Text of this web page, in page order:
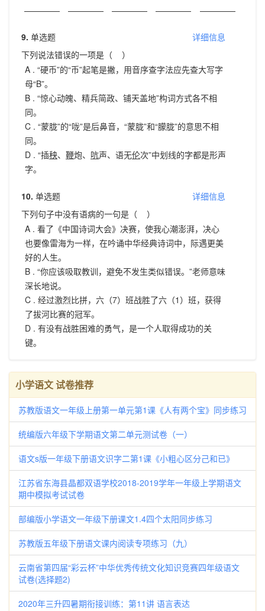
9. 单选题
详细信息
下列说法错误的一项是（ ）
A . “硬币”的“币”起笔是撇，用音序查字法应先查大写字
母“B”。
B . “惊心动魄、精兵简政、铺天盖地”构词方式各不相
同。
C . “蒙胧”的“咙”是后鼻音，“蒙胧”和“朦胧”的意思不相
同。
D . “插秧、 鞭炮、 吭声、语无伦次”中划线的字都是形声
字。
10. 单选题
详细信息
下列句子中没有语病的一句是（ ）
A . 看了《中国诗词大会》决赛，使我心潮澎湃，决心
也要像雷海为一样，在吟诵中华经典诗词中，际遇更美
好的人生。
B . “你应该吸取教训，避免不发生类似错误。”老师意味
深长地说。
C . 经过激烈比拼，六（7）班战胜了六（1）班，获得
了拔河比赛的冠军。
D . 有没有战胜困难的勇气，是一个人取得成功的关
键。
小学语文 试卷推荐
苏教版语文一年级上册第一单元第1课《人有两个宝》同步练习
统编版六年级下学期语文第二单元测试卷（一）
语文s版一年级下册语文识字二第1课《小粗心区分己和已》
江苏省东海县晶都双语学校2018-2019学年一年级上学期语文
期中模拟考试试卷
部编版小学语文一年级下册课文1.4四个太阳同步练习
苏教版五年级下册语文课内阅读专项练习（九）
云南省第四届“彩云杯”中华优秀传统文化知识竞赛四年级语文
试卷(选择题2)
2020年三升四暑期衔接训练：第11讲 语言表达